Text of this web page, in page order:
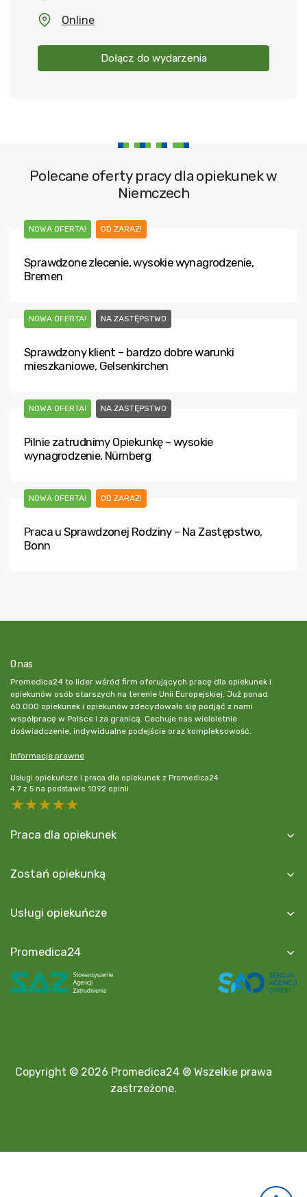
Online
Dołącz do wydarzenia
Polecane oferty pracy dla opiekunek w
Niemczech
NOWA OFERTA! OD ZARAZ!
Sprawdzone zlecenie, wysokie wynagrodzenie,
Bremen
NOWA OFERTA! NA ZASTĘPSTWO
Sprawdzony klient – bardzo dobre warunki
mieszkaniowe, Gelsenkirchen
NOWA OFERTA! NA ZASTĘPSTWO
Pilnie zatrudnimy Opiekunkę – wysokie
wynagrodzenie, Nürnberg
NOWA OFERTA! OD ZARAZ!
Praca u Sprawdzonej Rodziny – Na Zastępstwo,
Bonn
O nas
Promedica24 to lider wśród firm oferujących pracę dla opiekunek i
opiekunów osób starszych na terenie Unii Europejskiej. Już ponad
60.000 opiekunek i opiekunów zdecydowało się podjąć z nami
współpracę w Polsce i za granicą. Cechuje nas wieloletnie
doświadczenie, indywidualne podejście oraz kompleksowość.
Informacje prawne
Usługi opiekuńcze i praca dla opiekunek z Promedica24
4.7 z 5 na podstawie 1092 opinii
5 stars
4 stars
3 stars
2 stars
Praca dla opiekunek
Zostań opiekunką
Usługi opiekuńcze
Promedica24
Copyright © 2026 Promedica24 ® Wszelkie prawa
zastrzeżone.